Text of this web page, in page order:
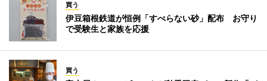
買う
伊豆箱根鉄道が恒例「すべらない砂」配布 お守り
で受験生と家族を応援
買う